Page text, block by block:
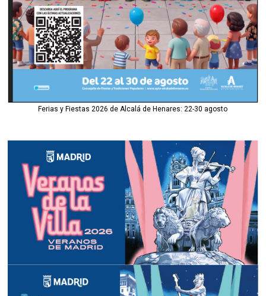
Ferias y Fiestas 2026 de Alcalá de Henares: 22-30 agosto